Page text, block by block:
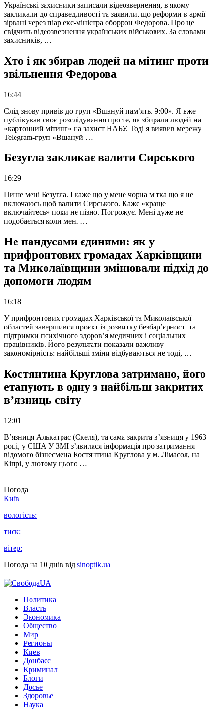
Українські захисники записали відеозвернення, в якому
закликали до справедливості та заявили, що реформи в армії
зірвані через піар екс-міністра оборрон Федорова. Про це
свідчить відеозвернення українських військових. За словами
захисників, …
Хто і як збирав людей на мітинг проти
звільнення Федорова
16:44
Слід знову привів до груп «Вшануй пам’ять. 9:00». Я вже
публікував своє розслідування про те, як збирали людей на
«картонний мітинг» на захист НАБУ. Тоді я виявив мережу
Telegram-груп «Вшануй …
Безугла закликає валити Сирського
16:29
Пише мені Безугла. І каже що у мене чорна мітка що я не
включаюсь щоб валити Сирського. Каже «краще
включайтесь» поки не пізно. Погрожує. Мені дуже не
подобається коли мені …
Не пандусами єдиними: як у
прифронтових громадах Харківщини
та Миколаївщини змінювали підхід до
допомоги людям
16:18
У прифронтових громадах Харківської та Миколаївської
областей завершився проєкт із розвитку безбар’єрності та
підтримки психічного здоров’я медичних і соціальних
працівників. Його результати показали важливу
закономірність: найбільші зміни відбуваються не тоді, …
Костянтина Круглова затримано, його
етапують в одну з найбільш закритих
в’язниць світу
12:01
В’язниця Алькатрас (Скеля), та сама закрита в’язниця у 1963
році, у США У ЗМІ з’явилася інформація про затримання
відомого бізнесмена Костянтина Круглова у м. Лімасол, на
Кіпрі, у лютому цього …
Погода
Київ
вологість:
тиск:
вітер:
Погода на 10 днів від sinoptik.ua
Политика
Власть
Экономика
Общество
Мир
Регионы
Киев
Донбасс
Криминал
Блоги
Досье
Здоровье
Наука